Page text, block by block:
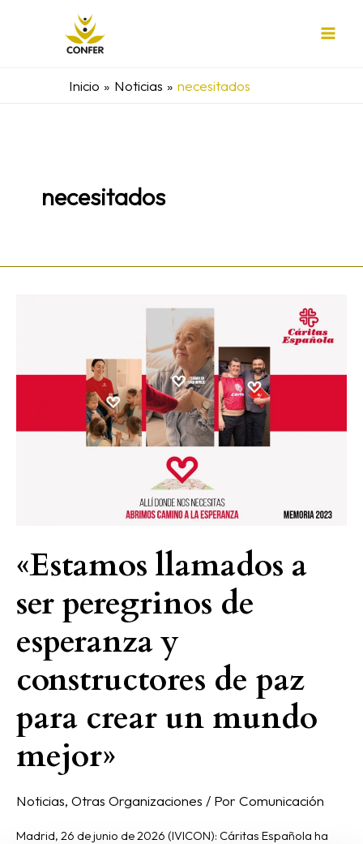
Inicio
Noticias necesitados
necesitados
«Estamos llamados a
ser peregrinos de
esperanza y
constructores de paz
para crear un mundo
mejor»
Noticias, Otras Organizaciones / Por Comunicación
Madrid, 26 de junio de 2026 (IVICON): Cáritas Española ha
esperanza
crear
mundo
mejor»